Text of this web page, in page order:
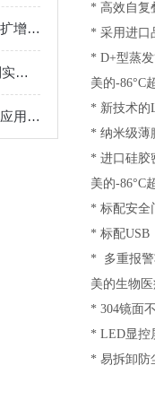
南京新飞达专业销售耶拿基因扩增仪Biometra TAdvanced
探索荧光定量PCR：从原理到实践的全面指南
介绍进口红外光谱仪的原理、应用领域和未来发展趋势
* 高效自复
* 采用进口
* D+型蒸
美的-86°C
* 新技术的
* 纳米级薄
* 进口硅胶
美的-86°C
* 标配安全
* 标配USB
* 多重报警
美的生物
* 304镜面
* LED显控
* 易拆卸防